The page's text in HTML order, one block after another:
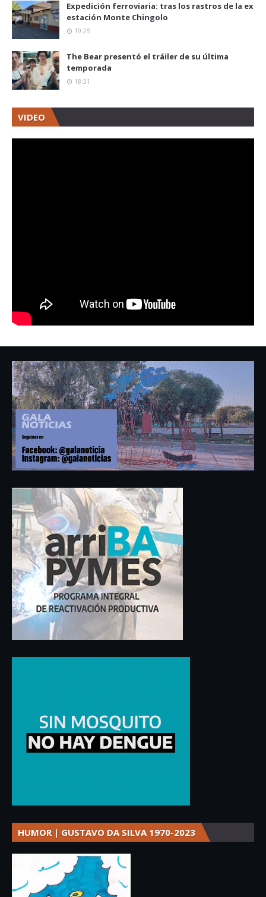
Expedición ferroviaria: tras los rastros de la ex
estación Monte Chingolo
19:25
The Bear presentó el tráiler de su última
temporada
18:31
VIDEO
HUMOR | GUSTAVO DA SILVA 1970-2023